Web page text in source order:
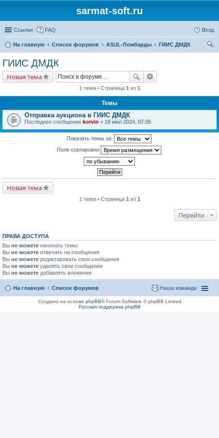
sarmat-soft.ru
Ссылки FAQ Вход
На главную Список форумов ASUL-Ломбарды
ГИИС ДМДК
ГИИС ДМДК
Новая тема
1 тема • Страница 1 из 1
Темы
Отправка аукциона в ГИИС ДМДК
Последнее сообщение korvin « 19 июл 2024, 07:05
Показать темы за:
Поле сортировки
Новая тема
1 тема • Страница 1 из 1
Перейти
ПРАВА ДОСТУПА
Вы не можете начинать темы
Вы не можете отвечать на сообщения
Вы не можете редактировать свои сообщения
Вы не можете удалять свои сообщения
Вы не можете добавлять вложения
На главную Список форумов Наша команда
Создано на основе phpBB® Forum Software © phpBB Limited
Русская поддержка phpBB